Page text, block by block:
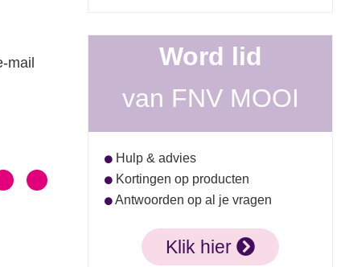
mail
Word lid
van FNV MOOI
Hulp & advies
Kortingen op producten
Antwoorden op al je vragen
Klik hier